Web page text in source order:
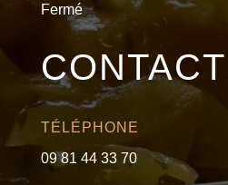
Fermé
CONTACT
TÉLÉPHONE
09 81 44 33 70